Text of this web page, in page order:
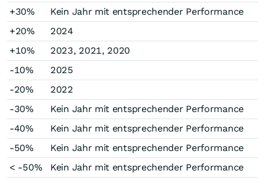
+30%
Kein Jahr mit entsprechender Performance
+20%
2024
+10%
2023, 2021, 2020
-10%
2025
-20%
2022
-30%
Kein Jahr mit entsprechender Performance
-40%
Kein Jahr mit entsprechender Performance
-50%
Kein Jahr mit entsprechender Performance
< -50%
Kein Jahr mit entsprechender Performance